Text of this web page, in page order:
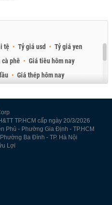
tệ Tỷ giá usd
Tỷ giá yen
cà phê
Giá tiêu hôm nay
Giá thép hôm nay
TP.HCM cấp ngày 20/3/2026
Phủ - Phường Gia Định - TP.HCM
Ba Đình - TP. Hà Nội
Lợi